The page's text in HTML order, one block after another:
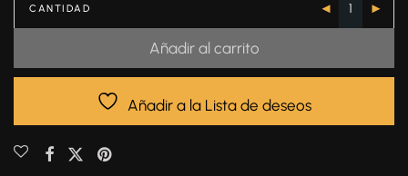
CANTIDAD
Añadir al carrito
Añadir a la Lista de deseos